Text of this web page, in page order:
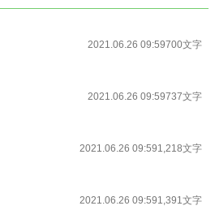
常が壊れ始めた。
。
2021.06.26 09:59700文字
2021.06.26 09:59737文字
2021.06.26 09:591,218文字
2021.06.26 09:591,391文字